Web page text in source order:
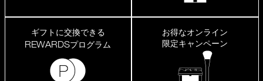
ギフトに交換できる
REWARDSプログラム
お得なオンライン
限定キャンペーン